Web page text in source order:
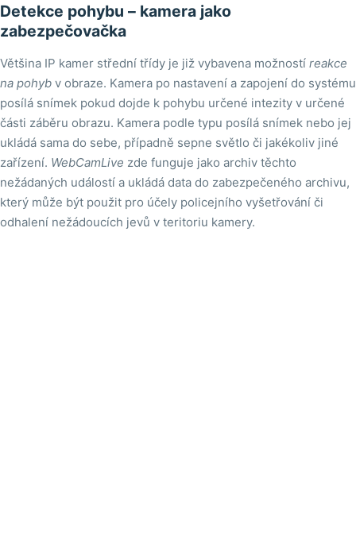
Detekce pohybu – kamera jako
zabezpečovačka
Většina IP kamer střední třídy je již vybavena možností reakce
na pohyb v obraze. Kamera po nastavení a zapojení do systému
posílá snímek pokud dojde k pohybu určené intezity v určené
části záběru obrazu. Kamera podle typu posílá snímek nebo jej
ukládá sama do sebe, případně sepne světlo či jakékoliv jiné
zařízení. WebCamLive zde funguje jako archiv těchto
nežádaných událostí a ukládá data do zabezpečeného archivu,
který může být použit pro účely policejního vyšetřování či
odhalení nežádoucích jevů v teritoriu kamery.